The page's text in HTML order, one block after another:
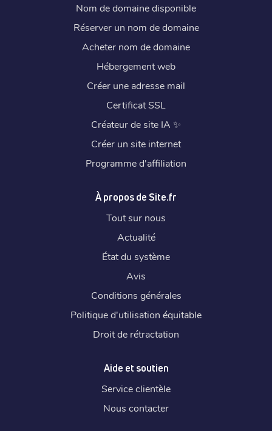
Nom de domaine disponible
Réserver un nom de domaine
Acheter nom de domaine
Hébergement web
Créer une adresse mail
Certificat SSL
Créateur de site IA ✨
Créer un site internet
Programme d'affiliation
À propos de Site.fr
Tout sur nous
Actualité
État du système
Avis
Conditions générales
Politique d'utilisation équitable
Droit de rétractation
Aide et soutien
Service clientèle
Nous contacter